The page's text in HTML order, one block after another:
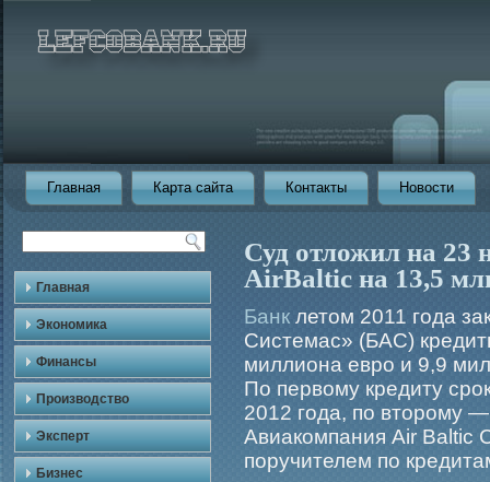
Главная Карта сайта Контакты Новости
Главная
Экономика
Финансы
Производство
Эксперт
Бизнес
Суд отложил на 23
AirBaltic на 13,5
Банк летом 2011 года
Системас» (БАС)
миллиона евро и 9,9
По первому кредиту
2012 года, по второму
Авиакомпания Air Baltic
поручителем по